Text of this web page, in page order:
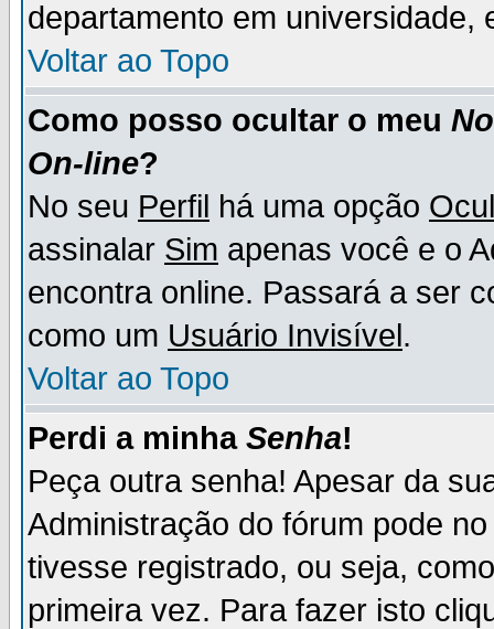
departamento em universidade,
Voltar ao Topo
Como posso ocultar o meu
On-line?
No seu Perfil há uma opção
assinalar Sim apenas você e o
encontra online. Passará a ser
como um Usuário Invisível.
Voltar ao Topo
Perdi a minha Senha!
Peça outra senha! Apesar da
Administração do fórum pode
tivesse registrado, ou seja,
primeira vez. Para fazer isto